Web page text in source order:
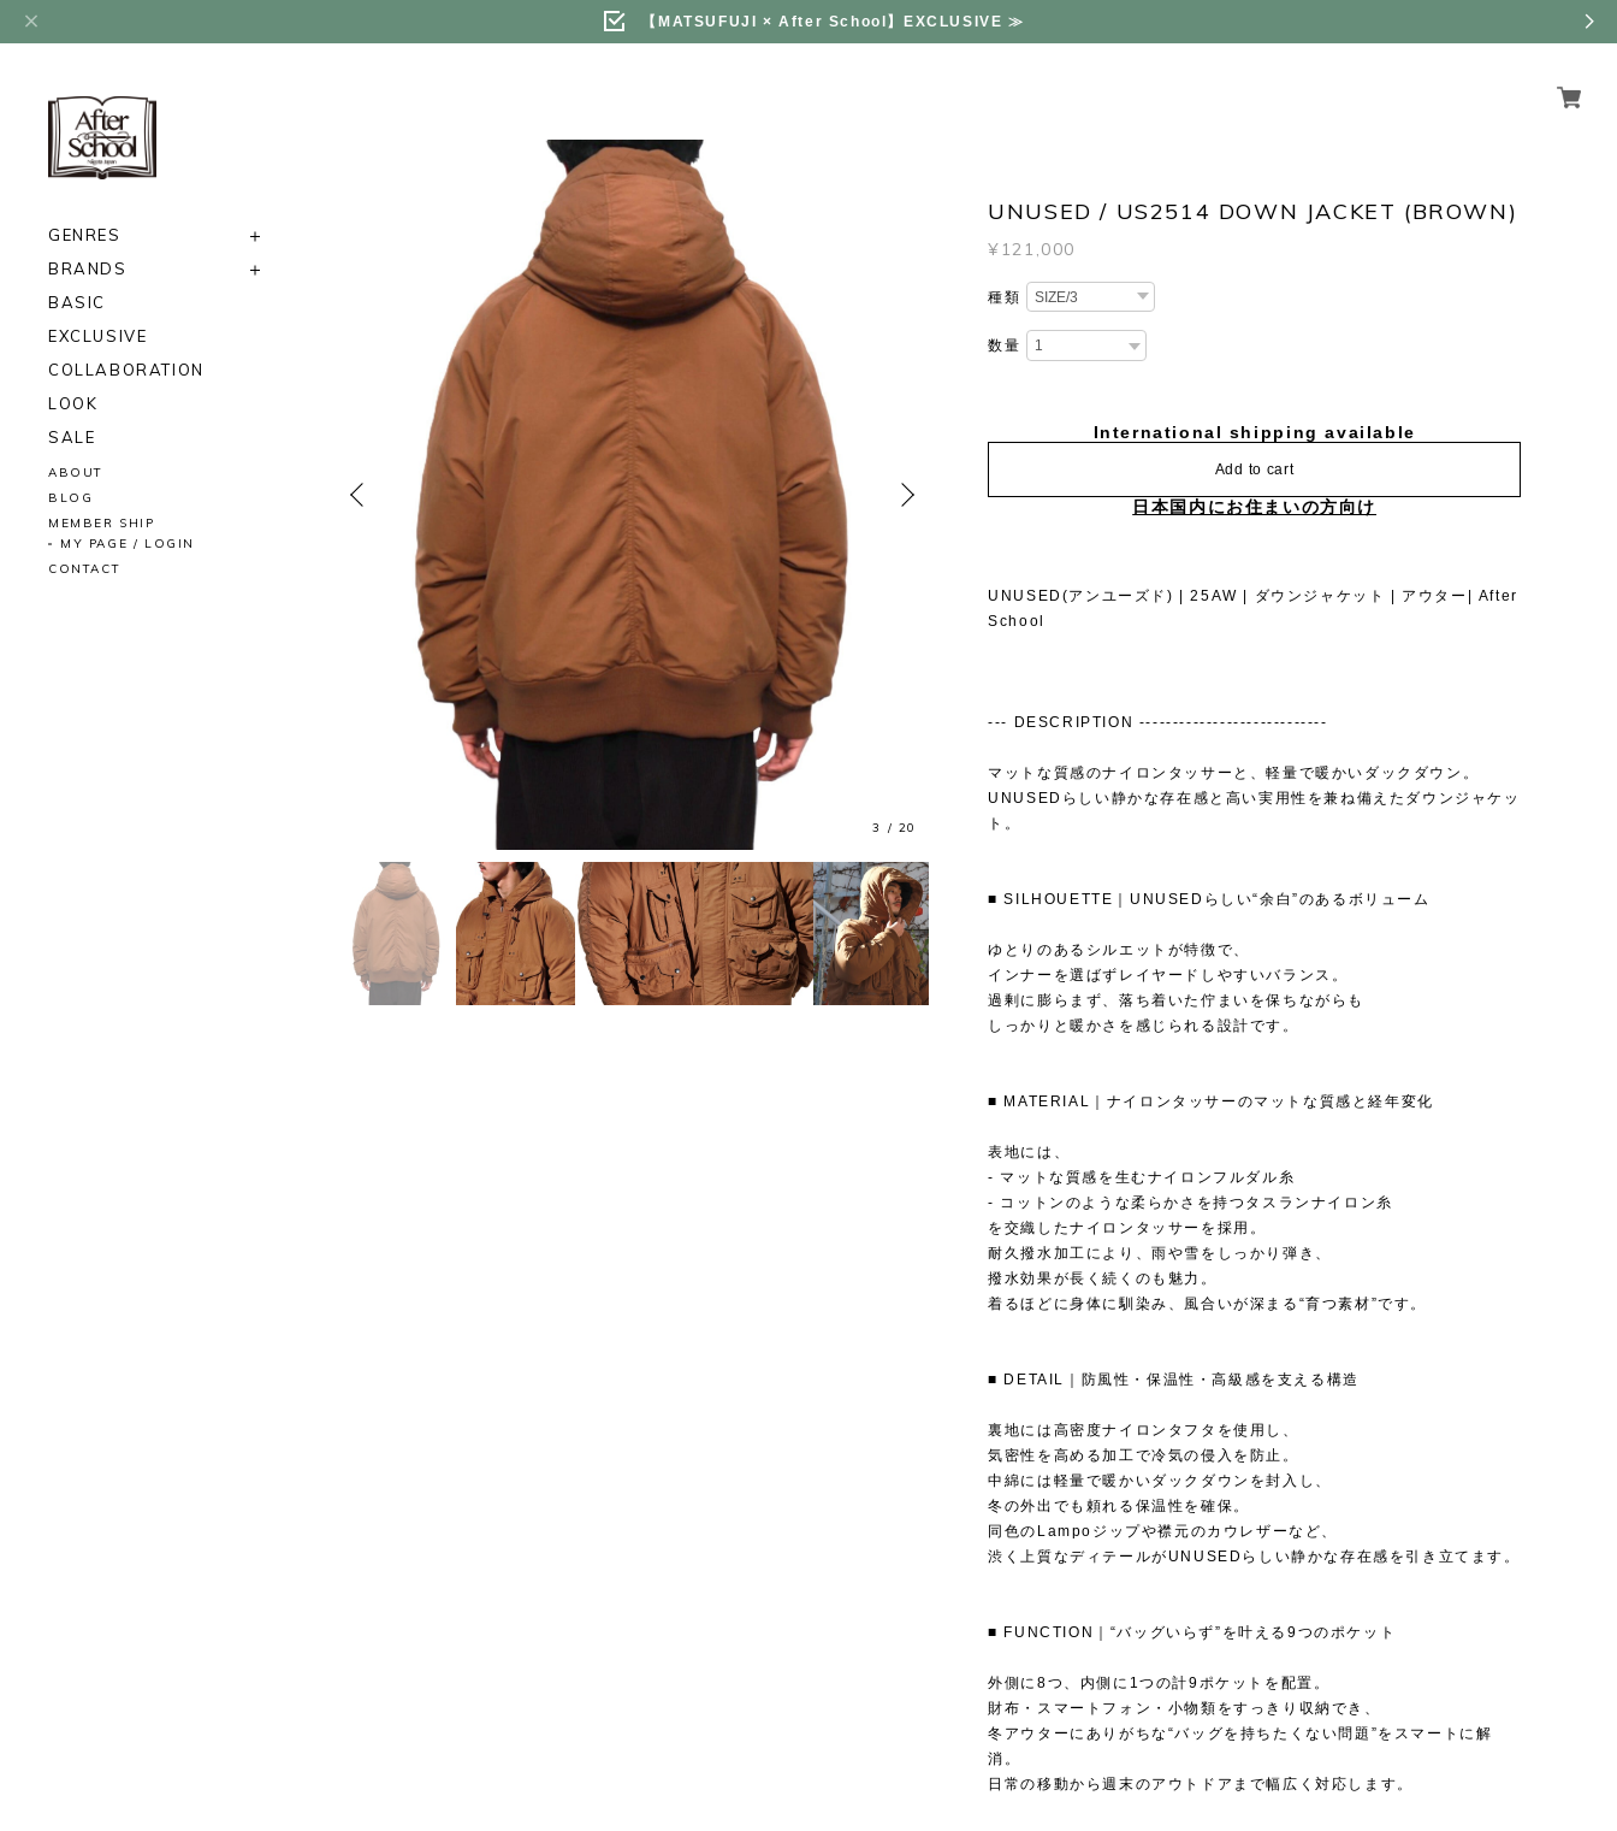
【MATSUFUJI × After School】EXCLUSIVE ≫
GENRES
BRANDS
BASIC
EXCLUSIVE
COLLABORATION
LOOK
SALE
ABOUT
BLOG
MEMBER SHIP
MY PAGE / LOGIN
CONTACT
4 / 20
UNUSED / US2514 DOWN JACKET (BROWN)
¥121,000
種類
数量
International shipping available
Add to cart
日本国内にお住まいの方向け
UNUSED(アンユーズド) | 25AW | ダウンジャケット | アウター| After
School
--- DESCRIPTION ----------------------------
マットな質感のナイロンタッサーと、軽量で暖かいダックダウン。
UNUSEDらしい静かな存在感と高い実用性を兼ね備えたダウンジャケッ
ト。
■ SILHOUETTE｜UNUSEDらしい“余白”のあるボリューム
ゆとりのあるシルエットが特徴で、
インナーを選ばずレイヤードしやすいバランス。
過剰に膨らまず、落ち着いた佇まいを保ちながらも
しっかりと暖かさを感じられる設計です。
■ MATERIAL｜ナイロンタッサーのマットな質感と経年変化
表地には、
- マットな質感を生むナイロンフルダル糸
- コットンのような柔らかさを持つタスランナイロン糸
を交織したナイロンタッサーを採用。
耐久撥水加工により、雨や雪をしっかり弾き、
撥水効果が長く続くのも魅力。
着るほどに身体に馴染み、風合いが深まる“育つ素材”です。
■ DETAIL｜防風性・保温性・高級感を支える構造
裏地には高密度ナイロンタフタを使用し、
気密性を高める加工で冷気の侵入を防止。
中綿には軽量で暖かいダックダウンを封入し、
冬の外出でも頼れる保温性を確保。
同色のLampoジップや襟元のカウレザーなど、
渋く上質なディテールがUNUSEDらしい静かな存在感を引き立てます。
■ FUNCTION｜“バッグいらず”を叶える9つのポケット
外側に8つ、内側に1つの計9ポケットを配置。
財布・スマートフォン・小物類をすっきり収納でき、
冬アウターにありがちな“バッグを持ちたくない問題”をスマートに解
消。
日常の移動から週末のアウトドアまで幅広く対応します。